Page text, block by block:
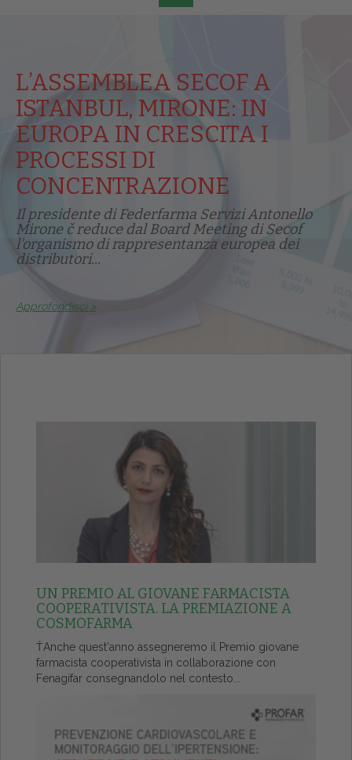
L’ASSEMBLEA SECOF A
ISTANBUL, MIRONE: IN
EUROPA IN CRESCITA I
PROCESSI DI
CONCENTRAZIONE
Il presidente di Federfarma Servizi Antonello
Mirone č reduce dal Board Meeting di Secof
l'organismo di rappresentanza europea dei
distributori...
Approfondisci >
UN PREMIO AL GIOVANE FARMACISTA
COOPERATIVISTA. LA PREMIAZIONE A
COSMOFARMA
ŤAnche quest'anno assegneremo il Premio giovane
farmacista cooperativista in collaborazione con
Fenagifar consegnandolo nel contesto...